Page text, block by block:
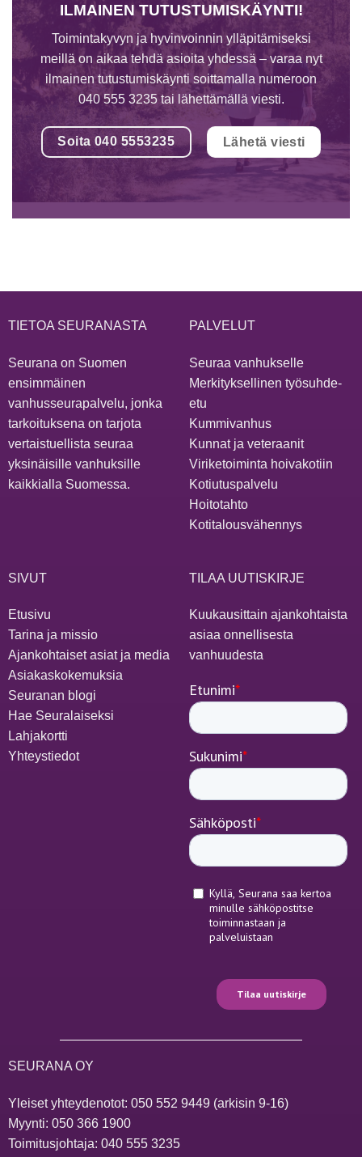
ILMAINEN TUTUSTUMISKÄYNTI!
Toimintakyvyn ja hyvinvoinnin ylläpitämiseksi
meillä on aikaa tehdä asioita yhdessä – varaa nyt
ilmainen tutustumiskäynti soittamalla numeroon
040 555 3235 tai lähettämällä viesti.
Soita 040 5553235 Lähetä viesti
TIETOA SEURANASTA
Seurana on Suomen
ensimmäinen
vanhusseurapalvelu, jonka
tarkoituksena on tarjota
vertaistuellista seuraa
yksinäisille vanhuksille
kaikkialla Suomessa.
PALVELUT
Seuraa vanhukselle
Merkityksellinen työsuhde-
etu
Kummivanhus
Kunnat ja veteraanit
Viriketoiminta hoivakotiin
Kotiutuspalvelu
Hoitotahto
Kotitalousvähennys
SIVUT
Etusivu
Tarina ja missio
Ajankohtaiset asiat ja media
Asiakaskokemuksia
Seuranan blogi
Hae Seuralaiseksi
Lahjakortti
Yhteystiedot
TILAA UUTISKIRJE
Kuukausittain ajankohtaista
asiaa onnellisesta
vanhuudesta
SEURANA OY
Yleiset yhteydenotot: 050 552 9449(arkisin 9-16)
Myynti: 050 366 1900
Toimitusjohtaja: 040 555 3235